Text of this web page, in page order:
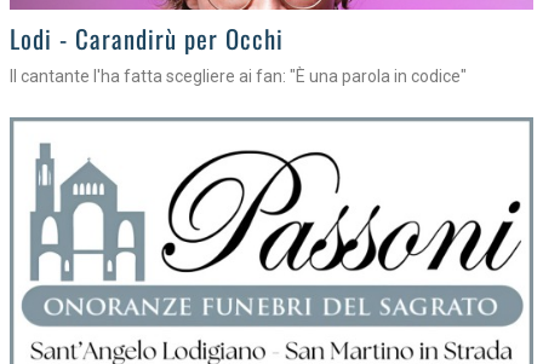
Lodi - Carandirù per Occhi
Il cantante l'ha fatta scegliere ai fan: "È una parola in codice"